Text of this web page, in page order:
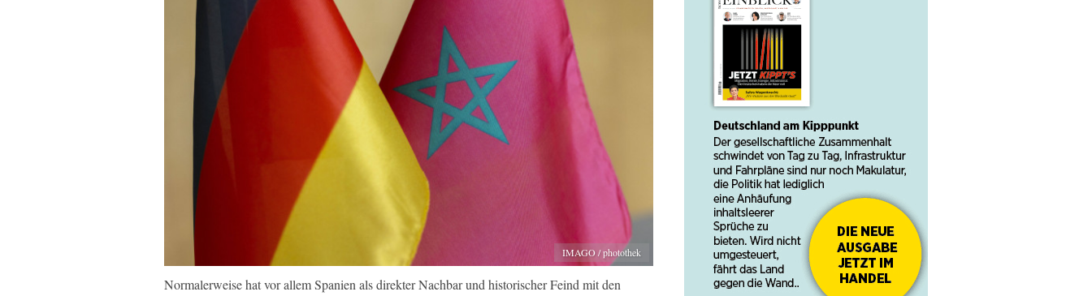
IMAGO / photothek
Normalerweise hat vor allem Spanien als direkter Nachbar und historischer Feind mit den